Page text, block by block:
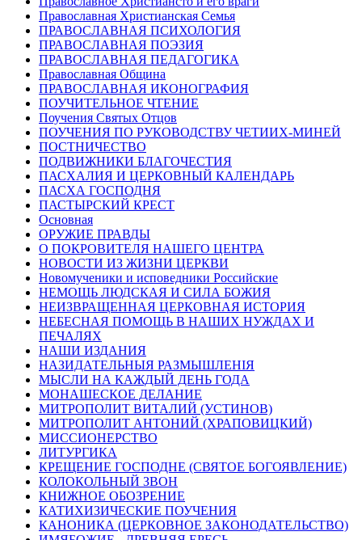
Православная Христианская Семья
ПРАВОСЛАВНАЯ ПСИХОЛОГИЯ
ПРАВОСЛАВНАЯ ПОЭЗИЯ
ПРАВОСЛАВНАЯ ПЕДАГОГИКА
Православная Община
ПРАВОСЛАВНАЯ ИКОНОГРАФИЯ
ПОУЧИТЕЛЬНОЕ ЧТЕНИЕ
Поучения Святых Отцов
ПОУЧЕНИЯ ПО РУКОВОДСТВУ ЧЕТИИХ-МИНЕЙ
ПОСТНИЧЕСТВО
ПОДВИЖНИКИ БЛАГОЧЕСТИЯ
ПАСХАЛИЯ И ЦЕРКОВНЫЙ КАЛЕНДАРЬ
ПАСХА ГОСПОДНЯ
ПАСТЫРСКИЙ КРЕСТ
Основная
ОРУЖИЕ ПРАВДЫ
О ПОКРОВИТЕЛЯ НАШЕГО ЦЕНТРА
НОВОСТИ ИЗ ЖИЗНИ ЦЕРКВИ
Новомученики и исповедники Российские
НЕМОЩЬ ЛЮДСКАЯ И СИЛА БОЖИЯ
НЕИЗВРАЩЕННАЯ ЦЕРКОВНАЯ ИСТОРИЯ
НЕБЕСНАЯ ПОМОЩЬ В НАШИХ НУЖДАХ И
ПЕЧАЛЯХ
НАШИ ИЗДАНИЯ
НАЗИДАТЕЛЬНЫЯ РАЗМЫШЛЕНІЯ
МЫСЛИ НА КАЖДЫЙ ДЕНЬ ГОДА
МОНАШЕСКОЕ ДЕЛАНИЕ
МИТРОПОЛИТ ВИТАЛИЙ (УСТИНОВ)
МИТРОПОЛИТ АНТОНИЙ (ХРАПОВИЦКИЙ)
МИССИОНЕРСТВО
ЛИТУРГИКА
КРЕЩЕНИЕ ГОСПОДНЕ (СВЯТОЕ БОГОЯВЛЕНИЕ)
КОЛОКОЛЬНЫЙ ЗВОН
КНИЖНОЕ ОБОЗРЕНИЕ
КАТИХИЗИЧЕСКИЕ ПОУЧЕНИЯ
КАНОНИКА (ЦЕРКОВНОЕ ЗАКОНОДАТЕЛЬСТВО)